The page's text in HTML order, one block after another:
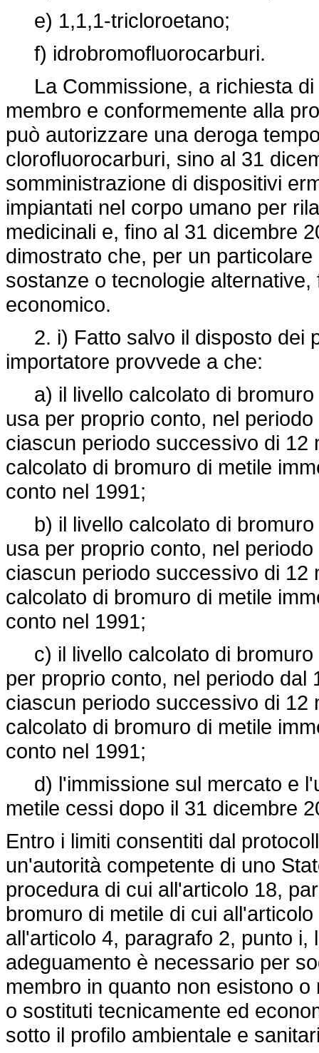
e) 1,1,1-tricloroetano;
f) idrobromofluorocarburi.
La Commissione, a richiesta di
membro e conformemente alla
può autorizzare una deroga
clorofluorocarburi, sino al 31
somministrazione di dispositivi
impiantati nel corpo umano per
medicinali e, fino al 31 dicembre
dimostrato che, per un
sostanze o tecnologie
economico.
2. i) Fatto salvo il disposto dei
importatore provvede a che:
a) il livello calcolato di bromuro
usa per proprio conto, nel
ciascun periodo successivo di 12
calcolato di bromuro di metile
conto nel 1991;
b) il livello calcolato di bromuro
usa per proprio conto, nel
ciascun periodo successivo di 12
calcolato di bromuro di metile
conto nel 1991;
c) il livello calcolato di bromuro
per proprio conto, nel periodo dal
ciascun periodo successivo di 12
calcolato di bromuro di metile
conto nel 1991;
d) l'immissione sul mercato e
metile cessi dopo il 31 dicembre
Entro i limiti consentiti dal
un'autorità competente di uno
procedura di cui all'articolo 18,
bromuro di metile di cui
all'articolo 4, paragrafo 2, punto
adeguamento è necessario per
membro in quanto non esistono
o sostituti tecnicamente ed
sotto il profilo ambientale e